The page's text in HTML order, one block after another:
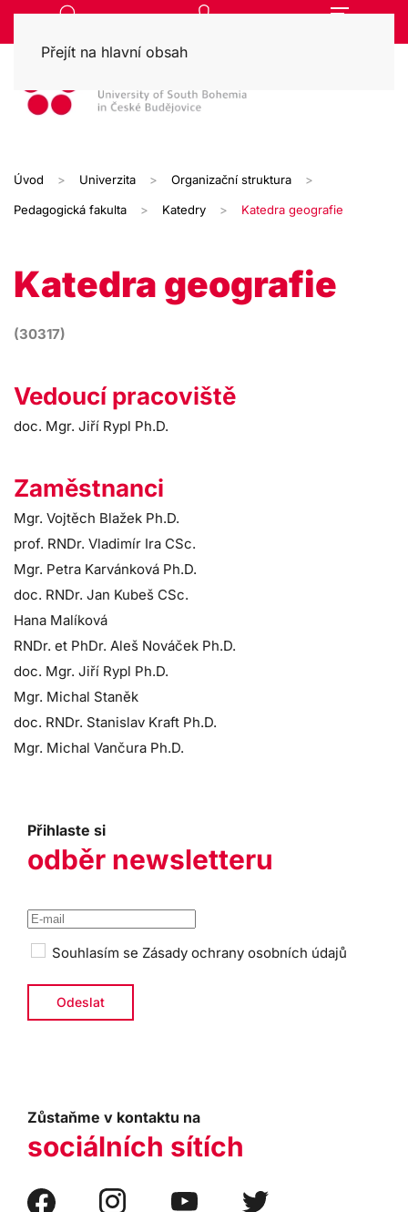
Přejít na hlavní obsah
Úvod Univerzita Organizační struktura
Pedagogická fakulta Katedry Katedra geografie
Katedra geografie
(30317)
Vedoucí pracoviště
doc. Mgr. Jiří Rypl Ph.D.
Zaměstnanci
Mgr. Vojtěch Blažek Ph.D.
prof. RNDr. Vladimír Ira CSc.
Mgr. Petra Karvánková Ph.D.
doc. RNDr. Jan Kubeš CSc.
Hana Malíková
RNDr. et PhDr. Aleš Nováček Ph.D.
doc. Mgr. Jiří Rypl Ph.D.
Mgr. Michal Staněk
doc. RNDr. Stanislav Kraft Ph.D.
Mgr. Michal Vančura Ph.D.
Přihlaste si
odběr newsletteru
Souhlasím se Zásady ochrany osobních údajů
Zůstaňme v kontaktu na
sociálních sítích